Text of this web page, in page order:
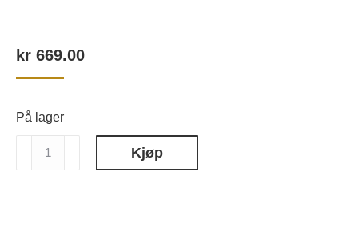
kr 669.00
På lager
Kjøp